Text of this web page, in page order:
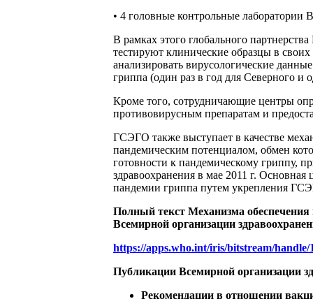
• 4 головные контрольные лаборатории
В рамках этого глобального
тестируют клинические образцы в
анализировать вирусологические
гриппа (один раз в год для Северного
Кроме того, сотрудничающие центры
противовирусным препаратам и
ГСЭГО также выступает в качестве
пандемическим потенциалом, обмен
готовности к пандемическому гриппу,
здравоохранения в мае 2011 г.
пандемии гриппа путем укрепления
Полный текст Механизма обеспечения
Всемирной организации
https://apps.who.int/iris/bitstream/handle/
Публикации Всемирной организации
Рекомендации в отношении